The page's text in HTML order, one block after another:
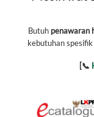
Butuh penawaran
kebutuhan
[📞